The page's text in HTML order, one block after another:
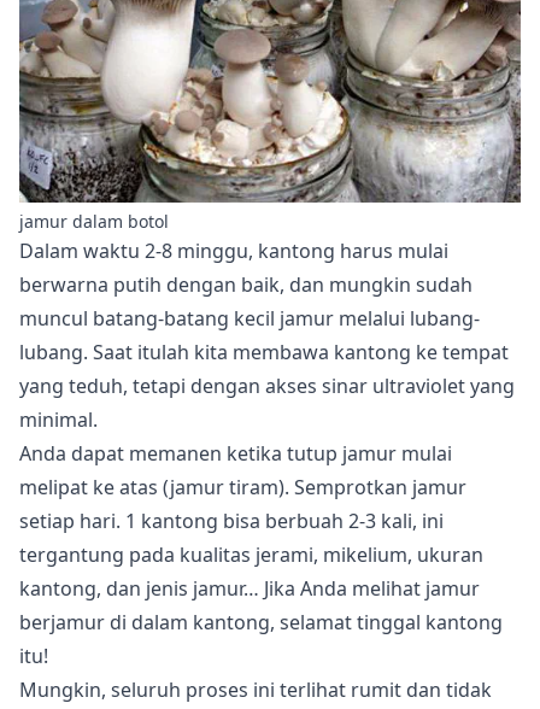
jamur dalam botol
Dalam waktu 2-8 minggu, kantong harus mulai
berwarna putih dengan baik, dan mungkin sudah
muncul batang-batang kecil jamur melalui lubang-
lubang. Saat itulah kita membawa kantong ke tempat
yang teduh, tetapi dengan akses sinar ultraviolet yang
minimal.
Anda dapat memanen ketika tutup jamur mulai
melipat ke atas (jamur tiram). Semprotkan jamur
setiap hari. 1 kantong bisa berbuah 2-3 kali, ini
tergantung pada kualitas jerami, mikelium, ukuran
kantong, dan jenis jamur… Jika Anda melihat jamur
berjamur di dalam kantong, selamat tinggal kantong
itu!
Mungkin, seluruh proses ini terlihat rumit dan tidak